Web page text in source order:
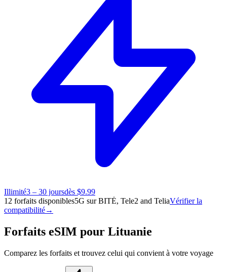
Illimité3 – 30 joursdès $9.99
12 forfaits disponibles5G sur BITĖ, Tele2 and TeliaVérifier la
compatibilité→
Forfaits eSIM pour Lituanie
Comparez les forfaits et trouvez celui qui convient à votre voyage